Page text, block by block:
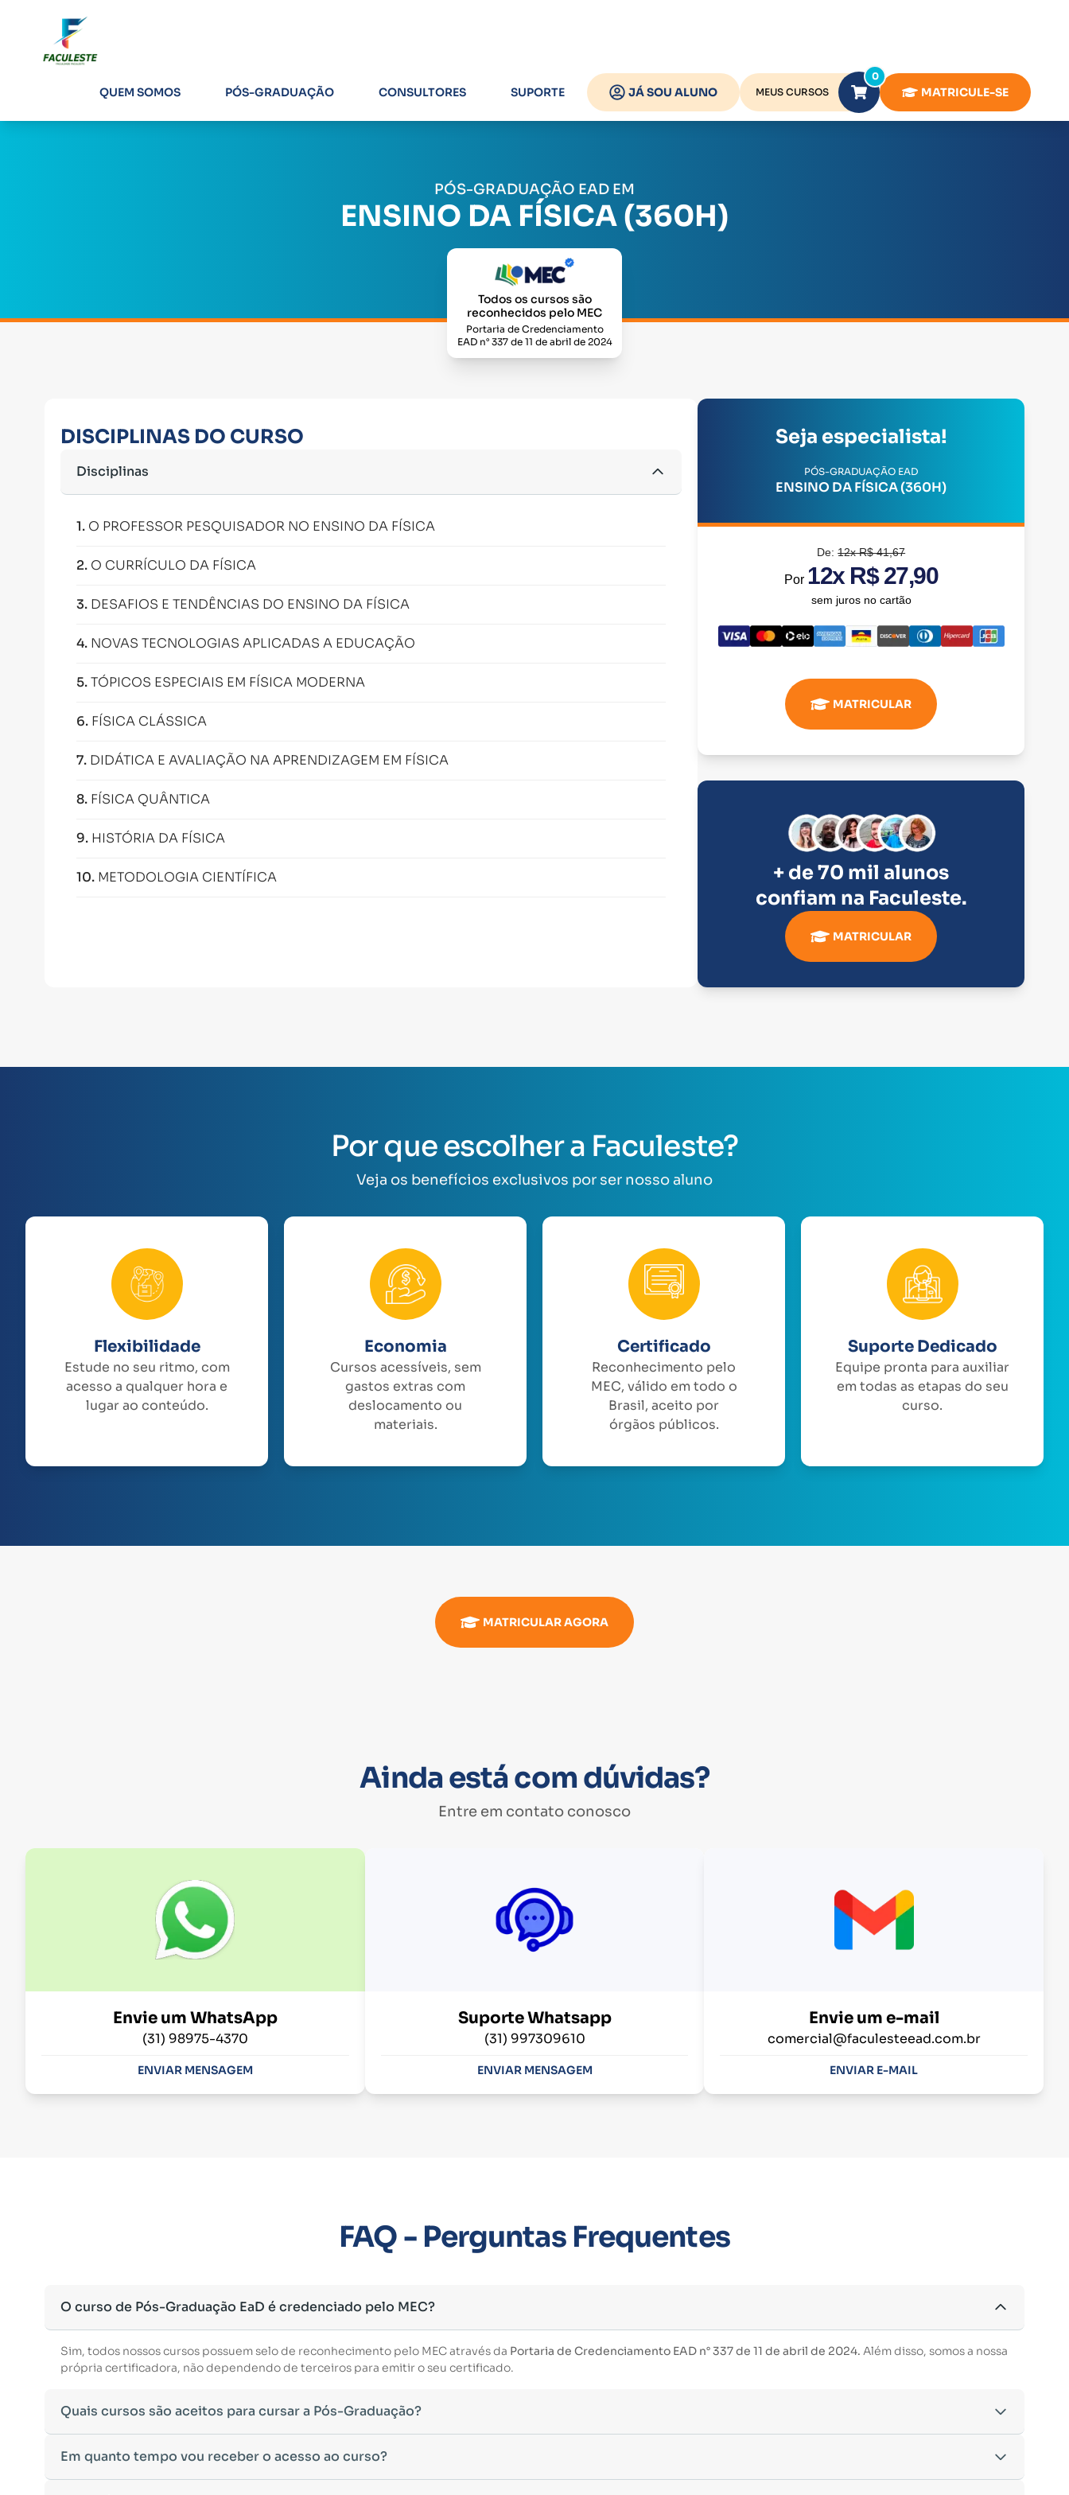
QUEM SOMOS PÓS-GRADUAÇÃO CONSULTORES SUPORTE JÁ SOU ALUNO MEUS CURSOS
0
MATRICULE-SE
PÓS-GRADUAÇÃO EAD EM
ENSINO DA FÍSICA (360H)
Todos os cursos são
reconhecidos pelo MEC
Portaria de Credenciamento
EAD n° 337 de 11 de abril de 2024
DISCIPLINAS DO CURSO
Disciplinas
1. O PROFESSOR PESQUISADOR NO ENSINO DA FÍSICA
2. O CURRÍCULO DA FÍSICA
3. DESAFIOS E TENDÊNCIAS DO ENSINO DA FÍSICA
4. NOVAS TECNOLOGIAS APLICADAS A EDUCAÇÃO
5.TÓPICOS ESPECIAIS EM FÍSICA MODERNA
6. FÍSICA CLÁSSICA
7. DIDÁTICA E AVALIAÇÃO NA APRENDIZAGEM EM FÍSICA
8. FÍSICA QUÂNTICA
9. HISTÓRIA DA FÍSICA
10. METODOLOGIA CIENTÍFICA
Seja especialista!
PÓS-GRADUAÇÃO EAD
ENSINO DA FÍSICA (360H)
De:12x R$ 41,67
Por 12x R$ 27,90
sem juros no cartão
MATRICULAR
+ de 70 mil alunos
confiam na Faculeste.
MATRICULAR
Por que escolher a Faculeste?
Veja os benefícios exclusivos por ser nosso aluno
Flexibilidade
Estude no seu ritmo, com
acesso a qualquer hora e
lugar ao conteúdo.
Economia
Cursos acessíveis, sem
gastos extras com
deslocamento ou
materiais.
Certificado
Reconhecimento pelo
MEC, válido em todo o
Brasil, aceito por
órgãos públicos.
Suporte Dedicado
Equipe pronta para auxiliar
em todas as etapas do seu
curso.
MATRICULAR AGORA
Ainda está com dúvidas?
Entre em contato conosco
Envie um WhatsApp
(31) 98975-4370
ENVIAR MENSAGEM
Suporte Whatsapp
(31) 997309610
ENVIAR MENSAGEM
Envie um e-mail
comercial@faculesteead.com.br
ENVIAR E-MAIL
FAQ - Perguntas Frequentes
O curso de Pós-Graduação EaD é credenciado pelo MEC?
Sim, todos nossos cursos possuem selo de reconhecimento pelo MEC através da Portaria de Credenciamento EAD n° 337 de 11 de abril de 2024. Além disso, somos a nossa
própria certificadora, não dependendo de terceiros para emitir o seu certificado.
Quais cursos são aceitos para cursar a Pós-Graduação?
Para ingressar em um curso de pós-graduação, é necessário ter concluído uma graduação reconhecida pelo MEC. De acordo com os critérios estabelecidos pelo
Em quanto tempo vou receber o acesso ao curso?